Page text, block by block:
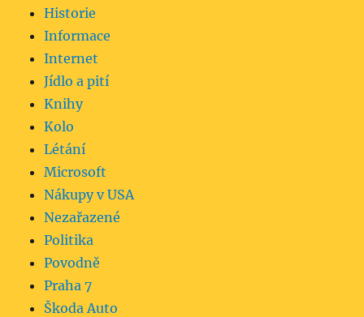
Historie
Informace
Internet
Jídlo a pití
Knihy
Kolo
Létání
Microsoft
Nákupy v USA
Nezařazené
Politika
Povodně
Praha 7
Škoda Auto